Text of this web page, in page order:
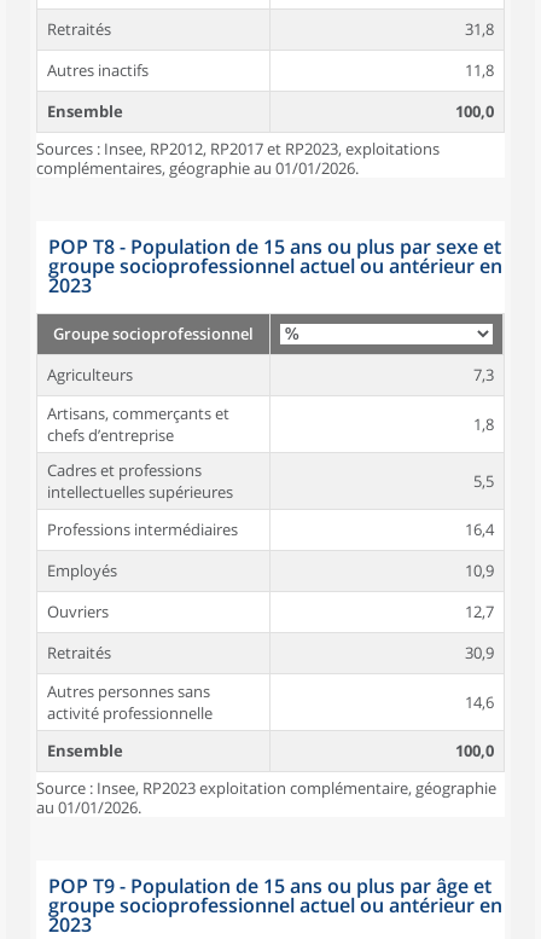
Retraités
31,8
Autres inactifs
11,8
Ensemble
100,0
Sources : Insee, RP2012, RP2017 et RP2023, exploitations
complémentaires, géographie au 01/01/2026.
POP T8 - Population de 15 ans ou plus par sexe et
groupe socioprofessionnel actuel ou antérieur en
2023
Groupe socioprofessionnel
Agriculteurs
7,3
Artisans, commerçants et
chefs d’entreprise
1,8
Cadres et professions
intellectuelles supérieures
5,5
Professions intermédiaires
16,4
Employés
10,9
Ouvriers
12,7
Retraités
30,9
Autres personnes sans
activité professionnelle
14,6
Ensemble
100,0
Source : Insee, RP2023 exploitation complémentaire, géographie
au 01/01/2026.
POP T9 - Population de 15 ans ou plus par âge et
groupe socioprofessionnel actuel ou antérieur en
2023